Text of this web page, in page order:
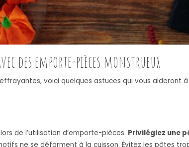
des emporte-pièces monstrueux
voici quelques astuces qui vous aideront à
de l’utilisation d’emporte-pièces. Privilégiez une
ne se déforment à la cuisson. Évitez les pâtes